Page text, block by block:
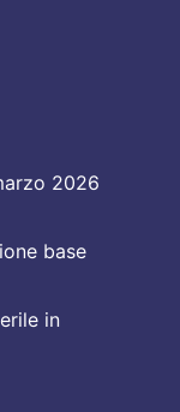
2026
base
in